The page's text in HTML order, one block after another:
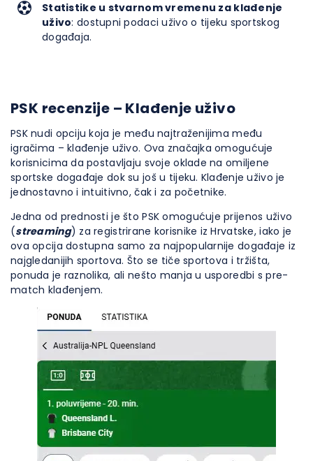
Statistike u stvarnom vremenu za klađenje
uživo: dostupni podaci uživo o tijeku sportskog
događaja.
PSK recenzije – Klađenje uživo
PSK nudi opciju koja je među najtraženijima među
igračima – klađenje uživo. Ova značajka omogućuje
korisnicima da postavljaju svoje oklade na omiljene
sportske događaje dok su još u tijeku. Klađenje uživo je
jednostavno i intuitivno, čak i za početnike.
Jedna od prednosti je što PSK omogućuje prijenos uživo
(streaming) za registrirane korisnike iz Hrvatske, iako je
ova opcija dostupna samo za najpopularnije događaje iz
najgledanijih sportova. Što se tiče sportova i tržišta,
ponuda je raznolika, ali nešto manja u usporedbi s pre-
match klađenjem.